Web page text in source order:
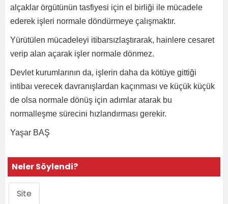
alçaklar örgütünün tasfiyesi için el birliği ile mücadele
ederek işleri normale döndürmeye çalışmaktır.
Yürütülen mücadeleyi itibarsızlaştırarak, hainlere cesaret
verip alan açarak işler normale dönmez.
Devlet kurumlarının da, işlerin daha da kötüye gittiği
intibaı verecek davranışlardan kaçınması ve küçük küçük
de olsa normale dönüş için adımlar atarak bu
normalleşme sürecini hızlandırması gerekir.
Yaşar BAŞ
Neler Söylendi?
Site